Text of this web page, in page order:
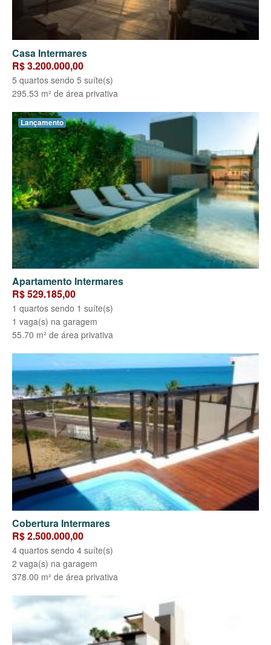
Casa Intermares
R$ 3.200.000,00
5 quartos sendo 5 suíte(s)
295.53 m² de área privativa
Lançamento
Apartamento Intermares
R$ 529.185,00
1 quartos sendo 1 suíte(s)
1 vaga(s) na garagem
55.70 m² de área privativa
Cobertura Intermares
R$ 2.500.000,00
4 quartos sendo 4 suíte(s)
2 vaga(s) na garagem
378.00 m² de área privativa